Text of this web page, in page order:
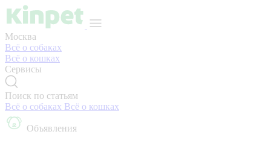
Москва
Всё о собаках
Всё о кошках
Сервисы
Поиск по статьям
Всё о собаках Всё о кошках
Объявления